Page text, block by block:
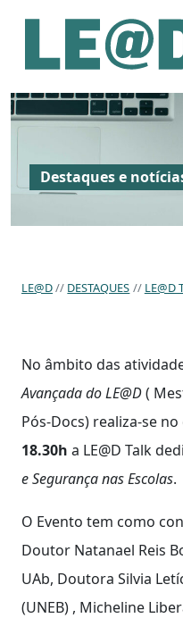
Ir para o conteúdo
Informações de
Mapa do site
Destaques e
LE@D DESTAQUES LE@D
No âmbito das
Avançada do LE@D(
Pós-Docs) realiza-se no
18.30h a LE@D Talk
e Segurança nas Escolas.
O Evento tem como
Doutor Natanael Reis
UAb, Doutora Silvia
(UNEB) , Micheline